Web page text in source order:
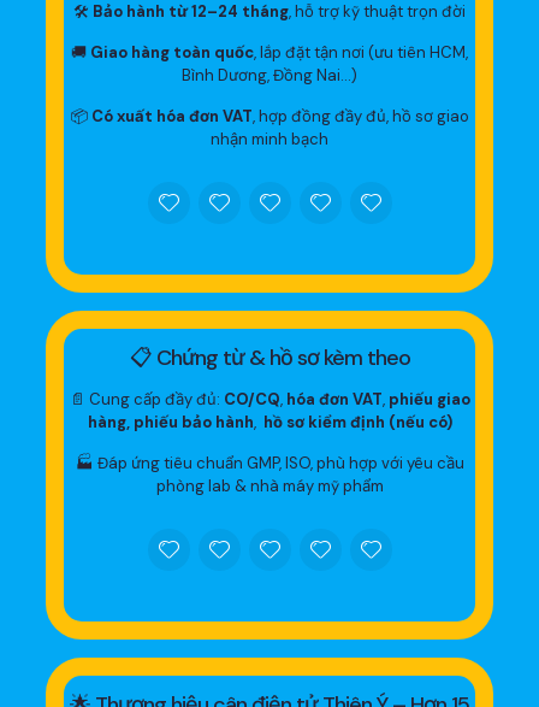
🛠 Bảo hành từ 12–24 tháng, hỗ trợ kỹ thuật trọn đời
🚚 Giao hàng toàn quốc, lắp đặt tận nơi (ưu tiên HCM,
Bình Dương, Đồng Nai…)
📦 Có xuất hóa đơn VAT, hợp đồng đầy đủ, hồ sơ giao
nhận minh bạch
📋 Chứng từ & hồ sơ kèm theo
📄 Cung cấp đầy đủ: CO/CQ, hóa đơn VAT, phiếu giao
hàng, phiếu bảo hành, hồ sơ kiểm định (nếu có)
🏭 Đáp ứng tiêu chuẩn GMP, ISO, phù hợp với yêu cầu
phòng lab & nhà máy mỹ phẩm